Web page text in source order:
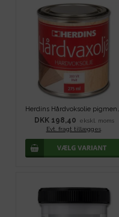
Herdins Hårdvoksolie pigmenteret - Hvid
DKK 198,40
ekskl. moms
Evt. fragt tillægges.